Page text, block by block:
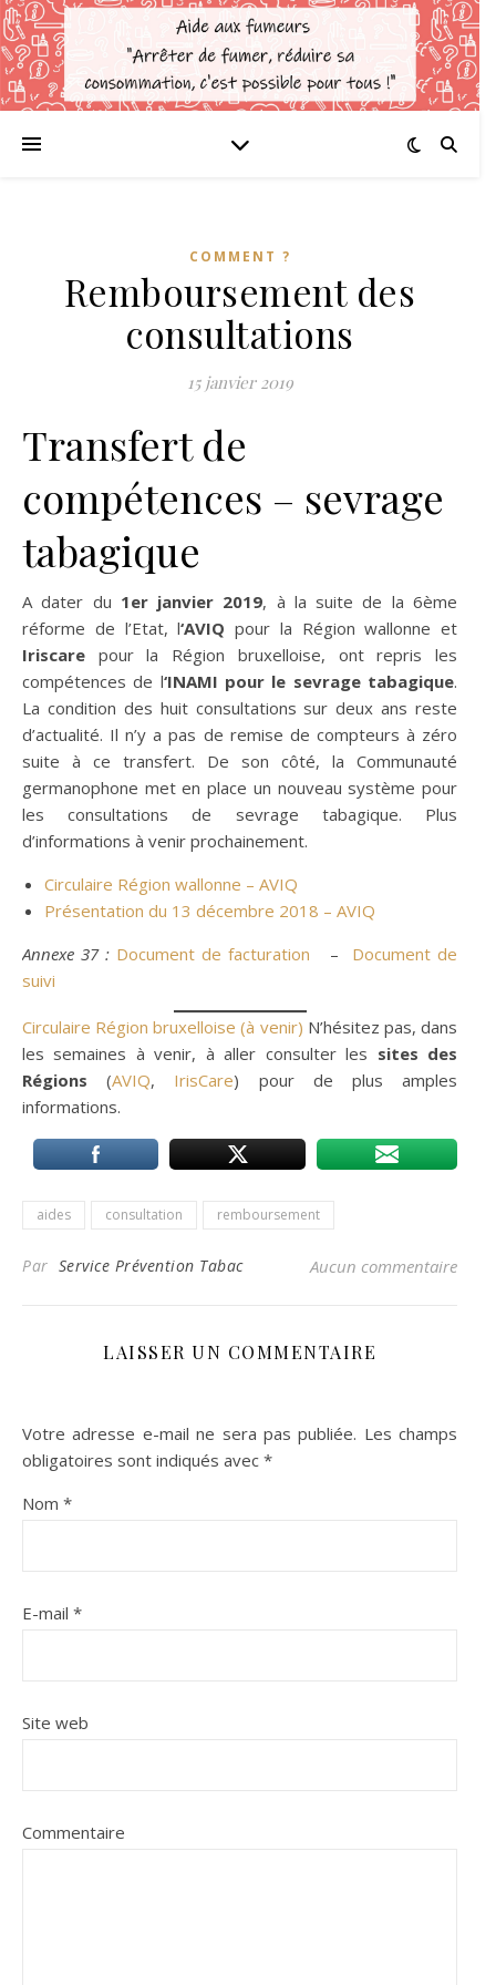
COMMENT ?
Remboursement des
consultations
15 janvier 2019
Transfert de
compétences – sevrage
tabagique
A dater du 1er janvier 2019, à la suite de la 6ème
réforme de l’Etat, l‘AVIQ pour la Région wallonne et
Iriscare pour la Région bruxelloise, ont repris les
compétences de l‘INAMI pour le sevrage tabagique.
La condition des huit consultations sur deux ans reste
d’actualité. Il n’y a pas de remise de compteurs à zéro
suite à ce transfert. De son côté, la Communauté
germanophone met en place un nouveau système pour
les consultations de sevrage tabagique. Plus
d’informations à venir prochainement.
Circulaire Région wallonne – AVIQ
Présentation du 13 décembre 2018 – AVIQ
Annexe 37 : Document de facturation – Document de
suivi
Circulaire Région bruxelloise (à venir) N’hésitez pas, dans
les semaines à venir, à aller consulter les sites des
Régions (AVIQ, IrisCare) pour de plus amples
informations.
aides consultation remboursement
Par Service Prévention Tabac Aucun commentaire
LAISSER UN COMMENTAIRE
Votre adresse e-mail ne sera pas publiée. Les champs
obligatoires sont indiqués avec *
Nom *
E-mail *
Site web
Commentaire